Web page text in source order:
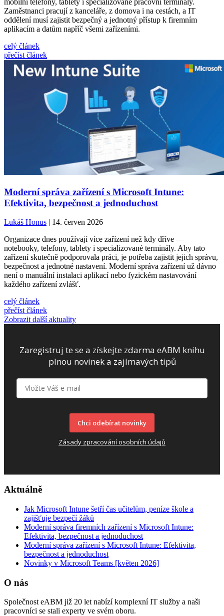
mobilní telefony, tablety i specializované pracovní terminály.
Zaměstnanci pracují z kanceláře, z domova i na cestách, a IT
oddělení musí zajistit bezpečný a jednotný přístup k firemním
aplikacím a datům napříč všemi zařízeními.
celý článek
přečíst článek
Moderní správa zařízení s Microsoft Intune:
Efektivita, bezpečnost a jednoduchost
Lukáš Honus | 14. červen 2026
Organizace dnes používají více zařízení než kdy dříve —
notebooky, telefony, tablety i specializované terminály. Aby tato
zařízení skutečně podporovala práci, je potřeba zajistit jejich správu,
bezpečnost a jednotné nastavení. Moderní správa zařízení už dávno
není o manuální instalaci aplikací nebo fyzickém nastavování
každého zařízení zvlášť.
celý článek
přečíst článek
Zobrazit další aktuality
Zaregistruj te se a získejte zdarma eABM knihu
plnou novinek a zajímavých tipů
Chci odebírat novinky
Zásady zpracování osobních údajů
Aktuálně
Jak Microsoft Intune šetří čas učitelům, peníze škole a
zajišťuje bezpečí žáků
Moderní správa firemních zařízení s Microsoft Intune:
Efektivita, bezpečnost a jednoduchost
Moderní správa zařízení s Microsoft Intune: Efektivita,
bezpečnost a jednoduchost
Novinky v Microsoft Teams [květen 2026]
O nás
Společnost eABM již 20 let nabízí komplexní IT služby a naši
pracovníci se stali experty ve svém oboru.